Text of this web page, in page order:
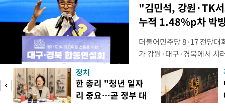
"김민석, 강원·TK
누적 1.48%p차 박
더불어민주당 8·17 전당대
가 강원·대구·경북에서 치
48.54%(1만8977표)를 얻
를 1622표(4.14%p) 차로
·인천 권리당원 투표에서
적 합산(가중치 미반영)에
정치
한 총리 "청년 일자
리 중요…곧 정부 대